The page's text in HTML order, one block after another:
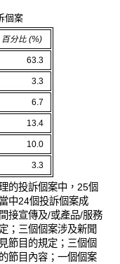
個案
百分比 (%)
63.3
3.3
6.7
13.4
10.0
3.3
的投訴個案中，25個
中24個投訴個案成
接宣傳及/或產品/服務
；三個個案涉及新聞
節目的規定；三個個
節目內容；一個個案